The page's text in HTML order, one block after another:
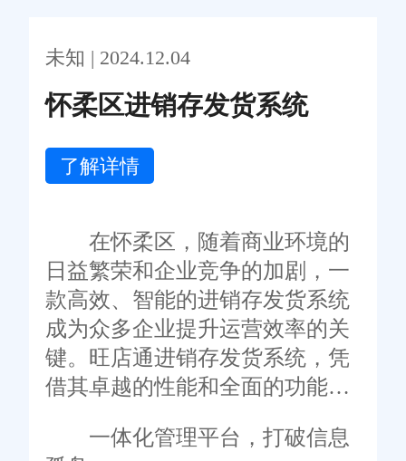
未知 | 2024.12.04
怀柔区进销存发货系统
了解详情
在怀柔区，随着商业环境的
日益繁荣和企业竞争的加剧，一
款高效、智能的进销存发货系统
成为众多企业提升运营效率的关
键。旺店通进销存发货系统，凭
借其卓越的性能和全面的功能，
文将深入探讨旺店通系统在怀柔
一体化管理平台，打破信息